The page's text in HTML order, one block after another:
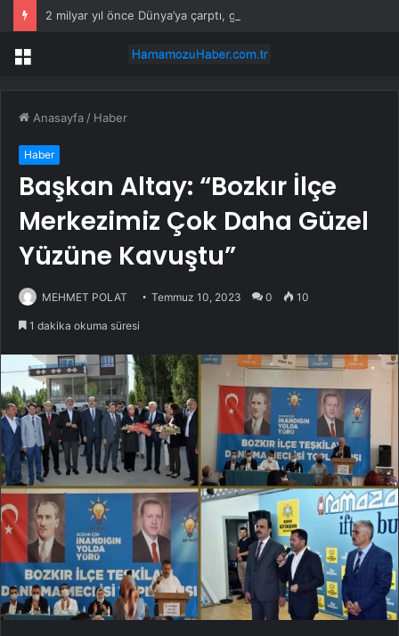
2 milyar yıl önce Dünya’ya çarptı, geriye dev bir iz bıraktı
Menü
Anasayfa / Haber
Haber
Başkan Altay: “Bozkır İlçe
Merkezimiz Çok Daha Güzel
Yüzüne Kavuştu”
MEHMET POLAT Temmuz 10, 2023 0 10
1 dakika okuma süresi